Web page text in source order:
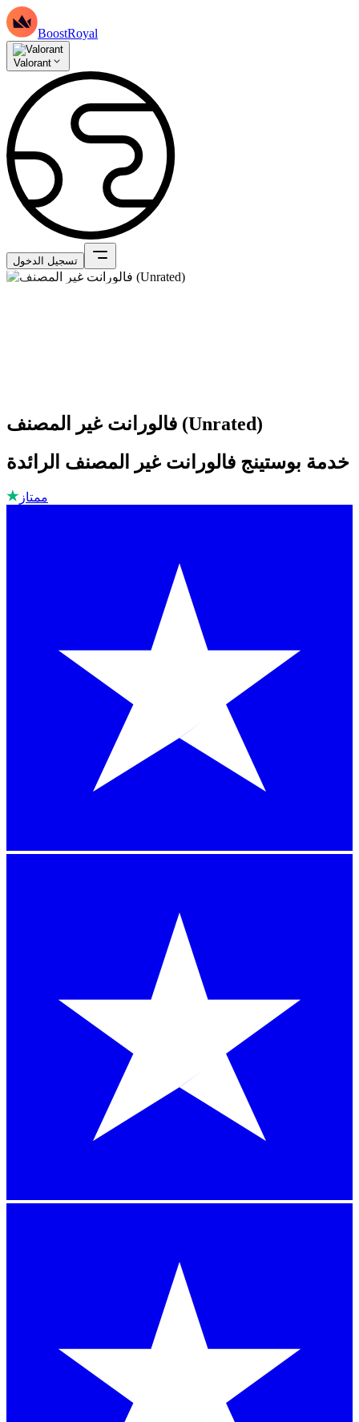
BoostRoyal
Valorant
تسجيل الدخول
فالورانت غير المصنف (Unrated)
خدمة بوستينج فالورانت غير المصنف الرائدة
ممتاز